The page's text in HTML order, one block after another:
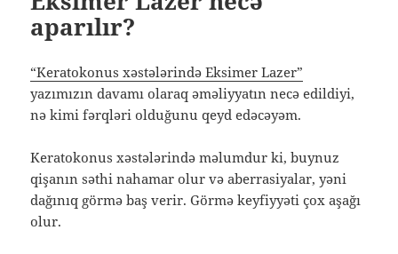
aparılır?
“Keratokonus xəstələrində Eksimer Lazer”
yazımızın davamı olaraq əməliyyatın necə edildiyi,
nə kimi fərqləri olduğunu qeyd edəcəyəm.
Keratokonus xəstələrində məlumdur ki, buynuz
qişanın səthi nahamar olur və aberrasiyalar, yəni
dağınıq görmə baş verir. Görmə keyfiyyəti çox aşağı
olur.